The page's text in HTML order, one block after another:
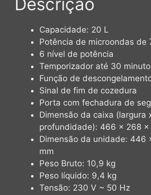
Capacidade: 20 L
Potência de microondas de
6 nível de potência
Temporizador até 30
Função de
Sinal de fim de cozedura
Porta com fechadura de
Dimensão da caixa (largura
profundidade): 466 x 268 x
Dimensão da unidade: 446
mm
Peso Bruto: 10,9 kg
Peso líquido: 9,4 kg
Tensão: 230 V ~ 50 Hz